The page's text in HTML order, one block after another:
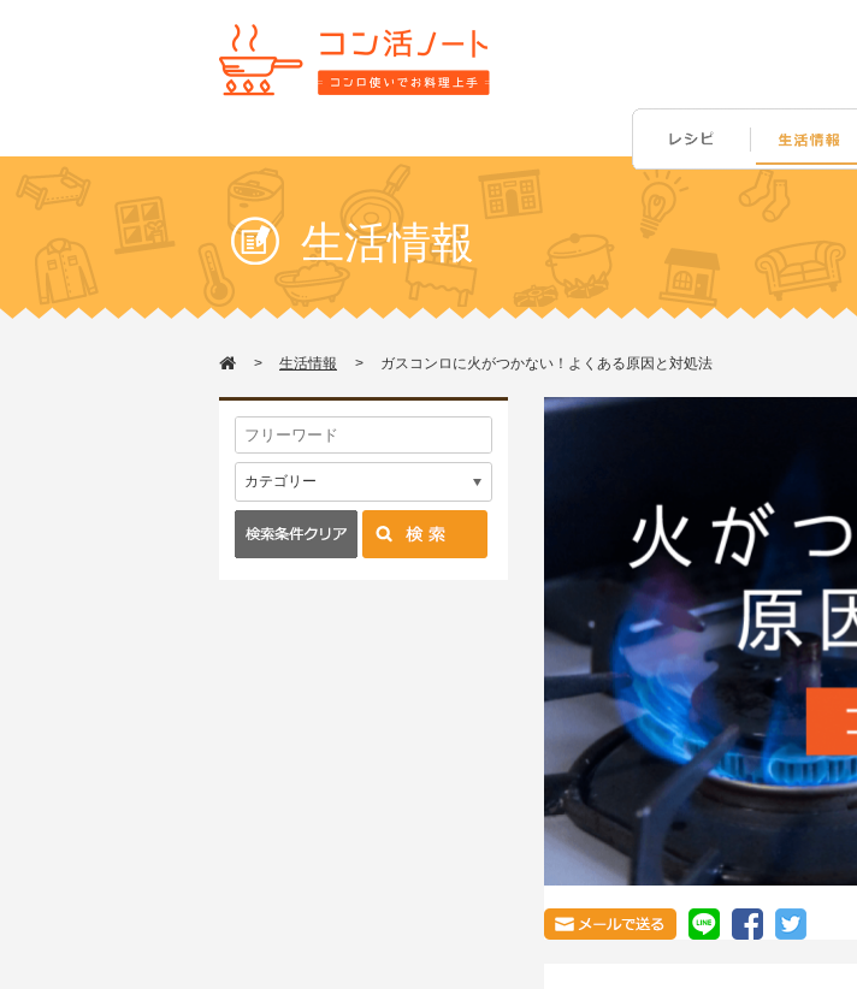
生活情報
生活情報 ガスコンロに火がつかない！よくある原因と対処法